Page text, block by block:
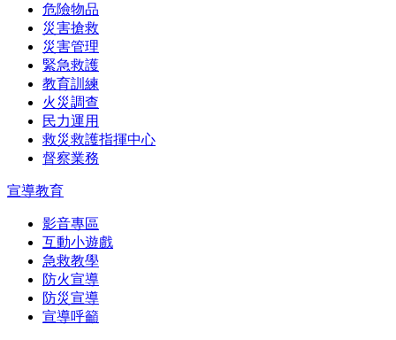
危險物品
災害搶救
災害管理
緊急救護
教育訓練
火災調查
民力運用
救災救護指揮中心
督察業務
宣導教育
影音專區
互動小遊戲
急救教學
防火宣導
防災宣導
宣導呼籲